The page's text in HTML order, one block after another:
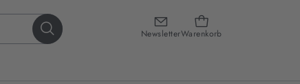
NewsletterWarenkorb